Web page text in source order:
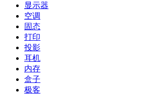
显示器
空调
固态
打印
投影
耳机
内存
盒子
极客